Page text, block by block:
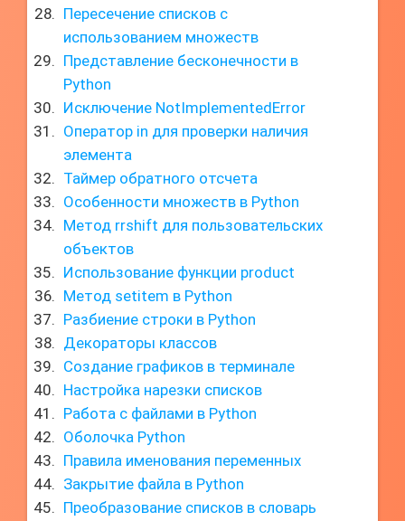
Пересечение списков с
использованием множеств
Представление бесконечности в
Python
Исключение NotImplementedError
Оператор in для проверки наличия
элемента
Таймер обратного отсчета
Особенности множеств в Python
Метод rrshift для пользовательских
объектов
Использование функции product
Метод setitem в Python
Разбиение строки в Python
Декораторы классов
Создание графиков в терминале
Настройка нарезки списков
Работа с файлами в Python
Оболочка Python
Правила именования переменных
Закрытие файла в Python
Преобразование списков в словарь